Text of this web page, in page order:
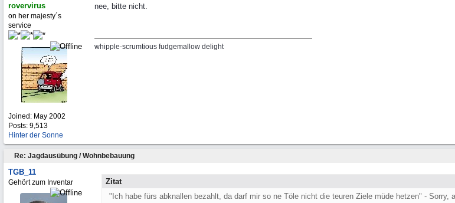
rovervirus
on her majesty´s
service
Joined: May 2002
Posts: 9,513
Hinter der Sonne
nee, bitte nicht.
whipple-scrumtious fudgemallow delight
Re: Jagdausübung / Wohnbebauung
TGB_11
Gehört zum Inventar
Zitat
"Ich habe fürs abknallen bezahlt, da darf mir so ne Töle nicht die teuren Ziele müde hetzen" - Sorry,